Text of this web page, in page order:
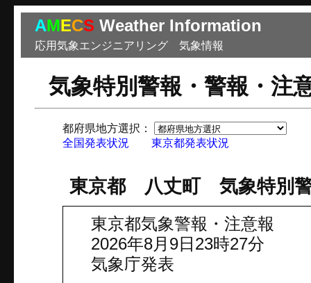
AMECS Weather Information
応用気象エンジニアリング 気象情報
気象特別警報・警報・注
都府県地方選択：
全国発表状況
東京都発表状況
東京都 八丈町 気象特別警
東京都気象警報・注意報
2026年8月9日23時27分
気象庁発表